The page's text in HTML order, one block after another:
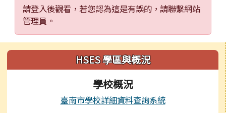
請登入後觀看，若您認為這是有誤的，請聯繫網站
管理員。
左邊區域內容HSES 學區與概況
學校概況
臺南市學校詳細資料查詢系統